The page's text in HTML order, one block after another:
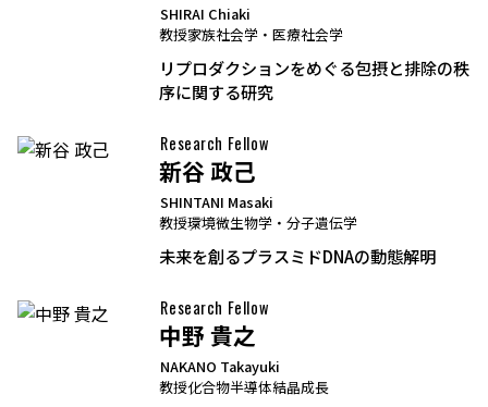
SHIRAI Chiaki
教授家族社会学・医療社会学
リプロダクションをめぐる包摂と排除の秩
序に関する研究
Research Fellow
新谷 政己
SHINTANI Masaki
教授環境微生物学・分子遺伝学
未来を創るプラスミドDNAの動態解明
Research Fellow
中野 貴之
NAKANO Takayuki
教授化合物半導体結晶成長